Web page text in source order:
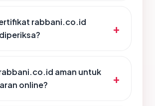
rabbani.co.id
aman untuk
online?